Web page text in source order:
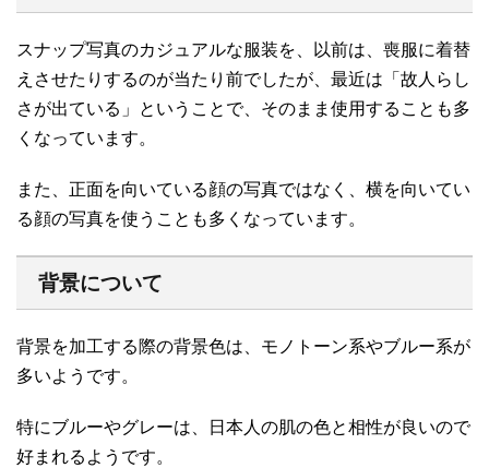
スナップ写真のカジュアルな服装を、以前は、喪服に着替
えさせたりするのが当たり前でしたが、最近は「故人らし
さが出ている」ということで、そのまま使用することも多
くなっています。
また、正面を向いている顔の写真ではなく、横を向いてい
る顔の写真を使うことも多くなっています。
背景について
背景を加工する際の背景色は、モノトーン系やブルー系が
多いようです。
特にブルーやグレーは、日本人の肌の色と相性が良いので
好まれるようです。